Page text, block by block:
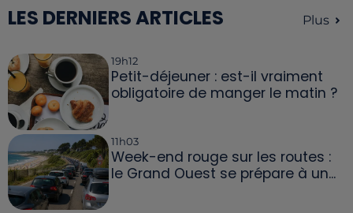
LES DERNIERS ARTICLES Plus
19h12
Petit-déjeuner : est-il vraiment
obligatoire de manger le matin ?
11h03
Week-end rouge sur les routes :
le Grand Ouest se prépare à un...